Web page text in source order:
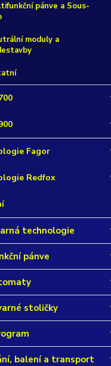
pánve a Sous-
moduly a
Fagor
Redfox
technologie
pánve
stoličky
balení a transport